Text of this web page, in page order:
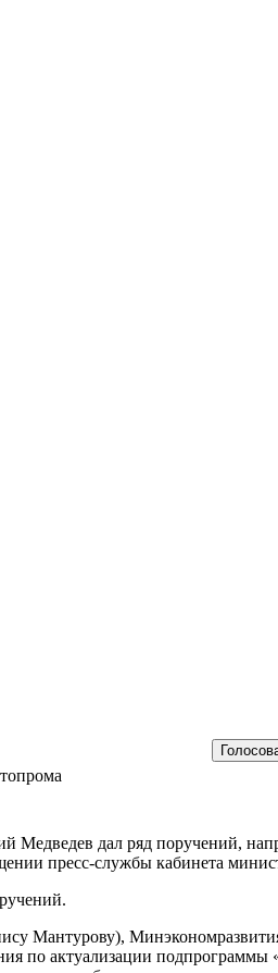
Медведев дал ряд поручений,
пресс-службы кабинета
Мантурову),
по актуализации